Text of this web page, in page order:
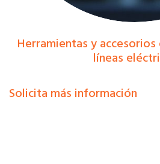
Herramientas y
líneas
Solicita más información